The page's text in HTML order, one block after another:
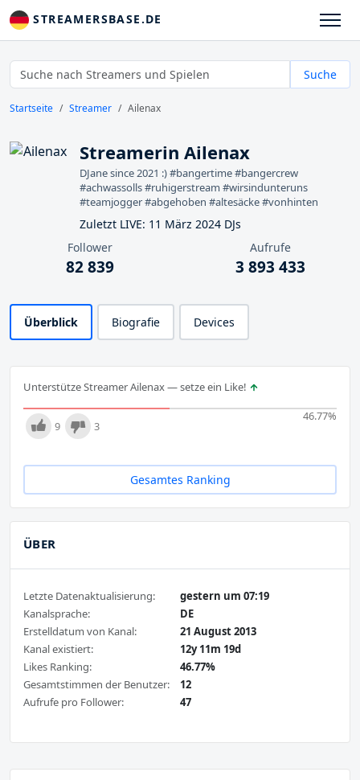
STREAMERSBASE.DE
Suche
Startseite Streamer Ailenax
Streamerin Ailenax
DJane since 2021 :) #bangertime #bangercrew
#achwassolls #ruhigerstream #wirsindunteruns
#teamjogger #abgehoben #altesäcke #vonhinten
Zuletzt LIVE: 11 März 2024 DJs
Follower
82 839
Aufrufe
3 893 433
Überblick Biografie Devices
Unterstütze Streamer Ailenax — setze ein Like!
46.77%
9 3
Gesamtes Ranking
ÜBER
Letzte Datenaktualisierung:
gestern um 07:19
Kanalsprache:
DE
Erstelldatum von Kanal:
21 August 2013
Kanal existiert:
12y 11m 19d
Likes Ranking:
46.77%
Gesamtstimmen der Benutzer:
12
Aufrufe pro Follower:
47